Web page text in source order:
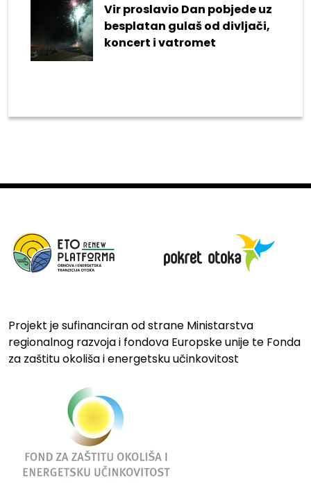
Vir proslavio Dan pobjede uz
besplatan gulaš od divljači,
koncert i vatromet
Projekt je sufinanciran od strane Ministarstva
regionalnog razvoja i fondova Europske unije te Fonda
za zaštitu okoliša i energetsku učinkovitost